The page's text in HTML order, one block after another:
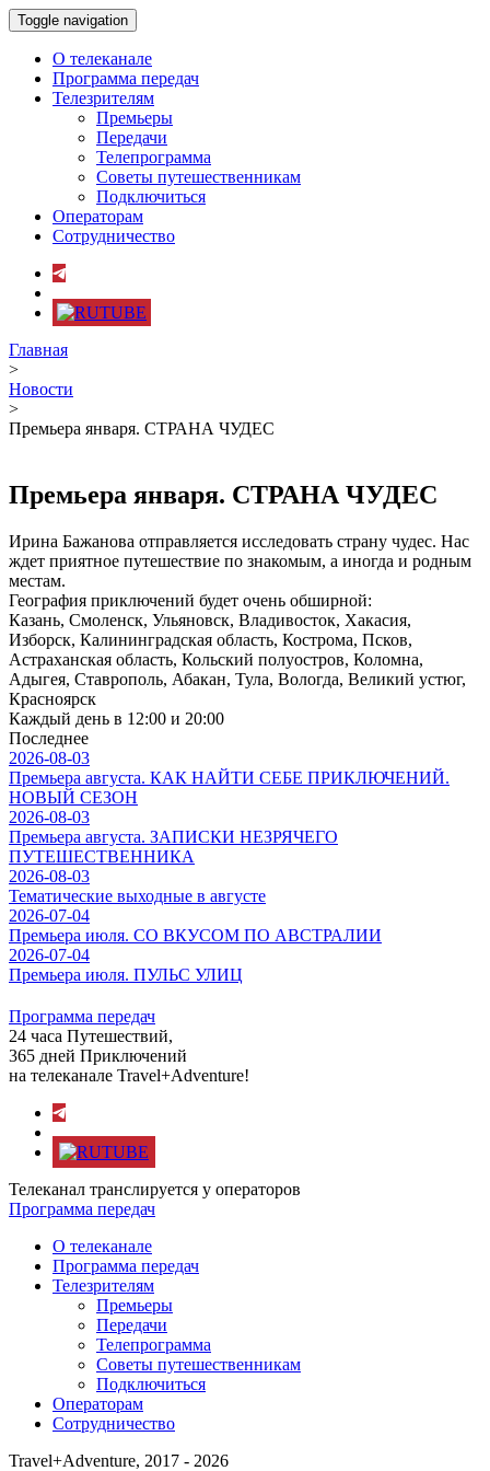
Toggle navigation
О телеканале
Программа передач
Телезрителям
Премьеры
Передачи
Телепрограмма
Советы путешественникам
Подключиться
Операторам
Сотрудничество
Главная
>
Новости
>
Премьера января. СТРАНА ЧУДЕС
Премьера января. СТРАНА ЧУДЕС
Ирина Бажанова отправляется исследовать страну чудес. Нас
ждет приятное путешествие по знакомым, а иногда и родным
местам.
География приключений будет очень обширной:
Казань, Смоленск, Ульяновск, Владивосток, Хакасия,
Изборск, Калининградская область, Кострома, Псков,
Астраханская область, Кольский полуостров, Коломна,
Адыгея, Ставрополь, Абакан, Тула, Вологда, Великий устюг,
Красноярск
Каждый день в 12:00 и 20:00
Последнее
2026-08-03
Премьера августа. КАК НАЙТИ СЕБЕ ПРИКЛЮЧЕНИЙ.
НОВЫЙ СЕЗОН
2026-08-03
Премьера августа. ЗАПИСКИ НЕЗРЯЧЕГО
ПУТЕШЕСТВЕННИКА
2026-08-03
Тематические выходные в августе
2026-07-04
Премьера июля. СО ВКУСОМ ПО АВСТРАЛИИ
2026-07-04
Премьера июля. ПУЛЬС УЛИЦ
Программа передач
24 часа Путешествий,
365 дней Приключений
на телеканале Travel+Adventure!
Телеканал транслируется у операторов
Программа передач
О телеканале
Программа передач
Телезрителям
Премьеры
Передачи
Телепрограмма
Советы путешественникам
Подключиться
Операторам
Сотрудничество
Travel+Adventure, 2017 - 2026